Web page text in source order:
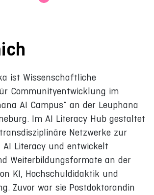
ist Wissenschaftliche
Communityentwicklung im
AI Campus“ an der Leuphana
Im AI Literacy Hub gestaltet
Netzwerke zur
AI Literacy und entwickelt
Weiterbildungsformate an der
KI, Hochschuldidaktik und
Zuvor war sie Postdoktorandin